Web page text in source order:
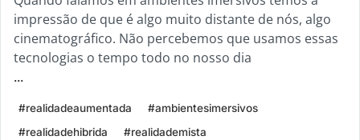
impressão de que é algo muito distante de nós, algo
cinematográfico. Não percebemos que usamos essas
tecnologias o tempo todo no nosso dia
...
#realidadeaumentada
#ambientesimersivos
#realidadehibrida
#realidademista